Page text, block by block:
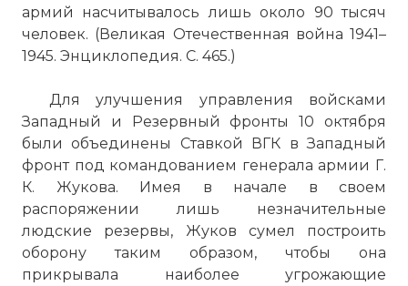
армий насчитывалось лишь около 90 тысяч
человек. (Великая Отечественная война 1941–
1945. Энциклопедия. С. 465.)
Для улучшения управления войсками
Западный и Резервный фронты 10 октября
были объединены Ставкой ВГК в Западный
фронт под командованием генерала армии Г.
К. Жукова. Имея в начале в своем
распоряжении лишь незначительные
людские резервы, Жуков сумел построить
оборону таким образом, чтобы она
прикрывала наиболее угрожающие